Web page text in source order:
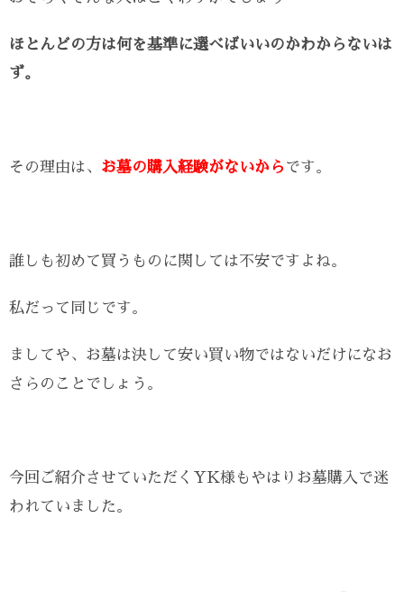
ほとんどの方は何を基準に選べばいいのかわからないは
ず。
その理由は、 お墓の購入経験がないから です。
誰しも初めて買うものに関しては不安ですよね。
私だって同じです。
ましてや、お墓は決して安い買い物ではないだけになお
さらのことでしょう。
今回ご紹介させていただくYK様もやはりお墓購入で迷
われていました。